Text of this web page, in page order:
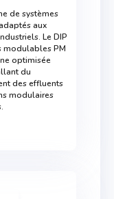
de systèmes
aux
Le DIP
modulables PM
optimisée
du
des effluents
modulaires